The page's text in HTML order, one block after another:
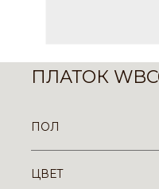
ПЛАТОК
ПОЛ
ЦВЕТ